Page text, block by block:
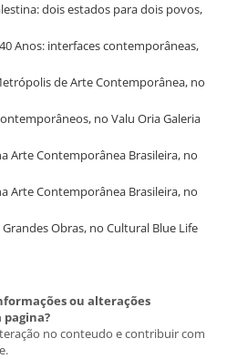
dois estados para dois povos,
40 Anos: interfaces contemporâneas,
de Arte Contemporânea, no
no Valu Oria Galeria
Arte Contemporânea Brasileira, no
Arte Contemporânea Brasileira, no
Grandes Obras, no Cultural Blue Life
ou alterações
no conteudo e contribuir com